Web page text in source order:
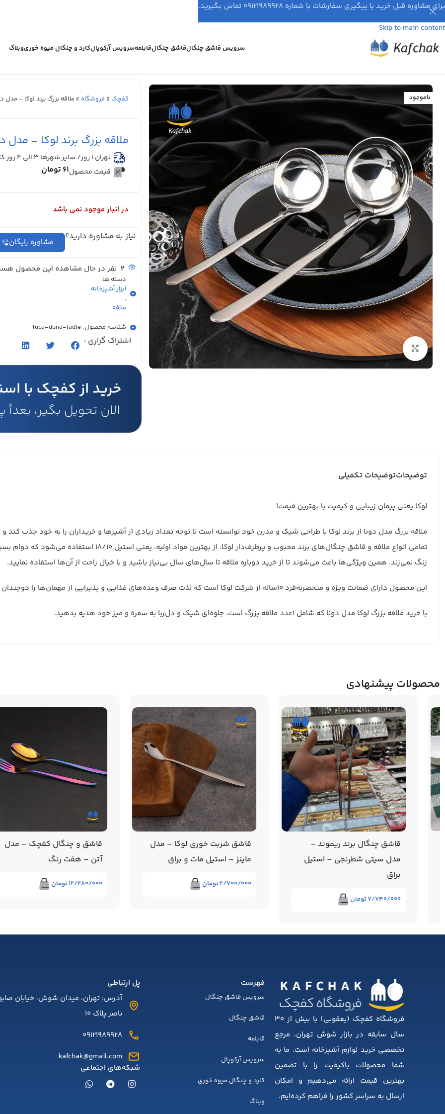
Skip to navigation
Skip to main content
سرویس قاشق چنگالقاشق چنگالقابلمهسرویس آرکوپالکارد و چنگال میوه خوریوبلاگ
ناموجود
بزرگنمایی تصویر
کفچک » فروشگاه » ملاقه بزرگ برند لوکا – مدل
ملاقه بزرگ برند لوکا – مدل
تهران 1 روز/ سایر شهرها ۳ الی ۴ روز کاری
قیمت محصول۶۱ تومان
در انبار موجود نمی باشد
نیاز به مشاوره دارید؟ مشاوره رایگان
2 نفر در حال مشاهده این محصول
دسته ها:
ابزار آشپزخانه
,
ملاقه
شناسه محصول: luca-duna-ladle
اشتراک گزاری :
توضیحاتتوضیحات تکمیلی
لوکا یعنی پیمان زیبایی و کیفیت با بهترین قیمت!
ملاقه بزرگ مدل دونا از برند لوکا با طراحی شیک و مدرن خود توانسته است تا توجه تعداد زیادی از آشپزها و خریداران را به خود جذب
تمامی انواع ملاقه و قاشق چنگال‌های برند محبوب و پرطرف‌دار لوکا،
زنگ نمی‌زند. همین ویژگی‌ها باعث می‌شوند تا از خرید دوباره ملاقه تا سال‌های سال بی‌نیاز باشید و با خیال راحت از آن‌ها استفاده نمایید.
این محصول دارای ضمانت ویژه و منحصربه‌فرد 10ساله از شرکت لوکا است که لذت صرف وعده‌های غذایی و پذیرایی از مهمان‌ها را دوچندان می‌کند.
با خرید ملاقه بزرگ لوکا مدل دونا که شامل 1عدد ملاقه بزرگ است، جلوه‌ای شیک و دل‌ربا به سفره و میز خود هدیه بدهید.
محصولات پیشنهادی
قاشق چنگال برند ریموند –
مدل سیتی شطرنجی – استیل
۷/۷۴۰/۰۰۰تومان
قاشق شربت خوری لوکا – مدل
ماینز – استیل مات و براق
۲/۷۰۰/۰۰۰تومان
قاشق و چنگال کفچک – مدل
آتن – هفت رنگ
۱۲/۲۸۰/۰۰۰تومان
فروشگاه کفچک (یعقوبی) با بیش از ۳۰
سال سابقه در بازار شوش تهران، مرجع
تخصصی خرید لوازم آشپزخانه است. ما به
شما محصولات باکیفیت را با تضمین
بهترین قیمت ارائه می‌دهیم و امکان
ارسال به سراسر کشور را فراهم کرده‌ایم.
فهرست
سرویس قاشق چنگال
قاشق چنگال
قابلمه
سرویس آرکوپال
کارد و چنگال میوه خوری
وبلاگ
پل ارتباطی
آدرس: تهران، میدان شوش، خیابان
ناصر پلاک 10
09121989928
kafchak@gmail.com
شبکه‌های اجتماعی
برای مشاوره قبل خرید یا پیگیری سفارشات با شماره ۰۹۱۲۱۹۸۹۹۲۸ تماس بگیرید.